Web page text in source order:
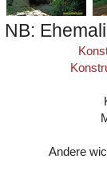
NB:
Andere